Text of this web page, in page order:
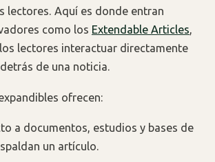
lectores. Aquí es donde entran
como los Extendable Articles,
lectores interactuar directamente
de una noticia.
ofrecen:
a documentos, estudios y bases de
un artículo.